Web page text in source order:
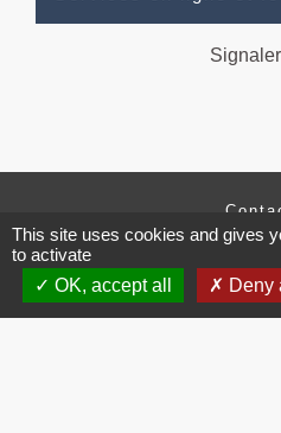
Commune
3 place de
34190
This site uses cookies and gives
to activate
OK, accept all
Deny